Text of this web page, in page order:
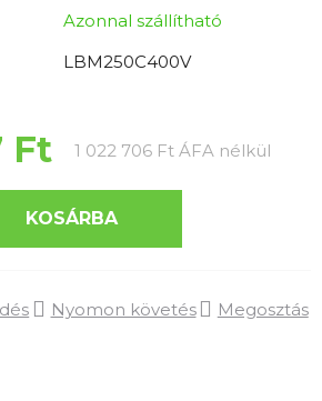
Azonnal szállítható
LBM250C400V
Ft 1 022 706 Ft ÁFA nélkül
KOSÁRBA
Nyomon követés Megosztás